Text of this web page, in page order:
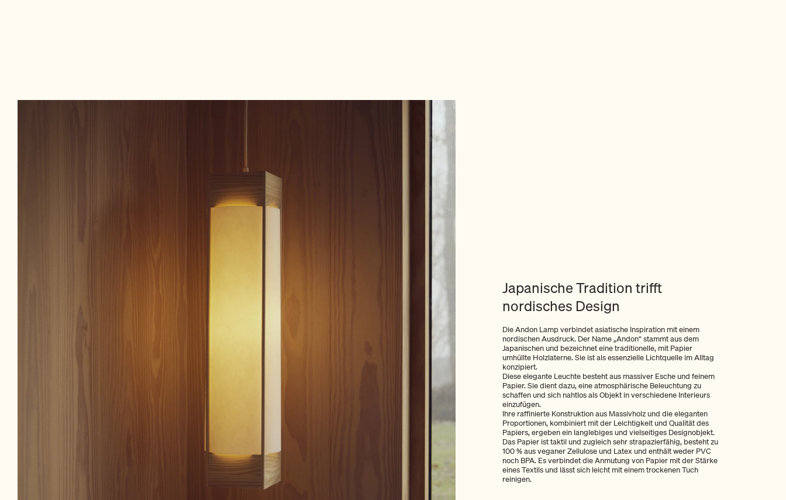
Japanische Tradition trifft
nordisches Design
Die Andon Lamp verbindet asiatische Inspiration mit einem
nordischen Ausdruck. Der Name „Andon“ stammt aus dem
Japanischen und bezeichnet eine traditionelle, mit Papier
umhüllte Holzlaterne. Sie ist als essenzielle Lichtquelle im Alltag
konzipiert.
Diese elegante Leuchte besteht aus massiver Esche und feinem
Papier. Sie dient dazu, eine atmosphärische Beleuchtung zu
schaffen und sich nahtlos als Objekt in verschiedene Interieurs
einzufügen.
Ihre raffinierte Konstruktion aus Massivholz und die eleganten
Proportionen, kombiniert mit der Leichtigkeit und Qualität des
Papiers, ergeben ein langlebiges und vielseitiges Designobjekt.
Das Papier ist taktil und zugleich sehr strapazierfähig, besteht zu
100 % aus veganer Zellulose und Latex und enthält weder PVC
noch BPA. Es verbindet die Anmutung von Papier mit der Stärke
eines Textils und lässt sich leicht mit einem trockenen Tuch
reinigen.